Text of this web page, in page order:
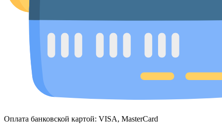
Оплата банковской картой: VISA, MasterCard